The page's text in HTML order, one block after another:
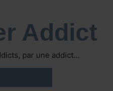
Addict
par une addict…